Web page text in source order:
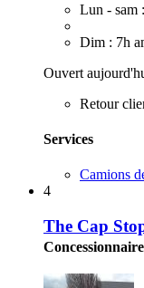
Lun - sam
Dim : 7h
Ouvert
Retour
Services
Camions
4
The Cap